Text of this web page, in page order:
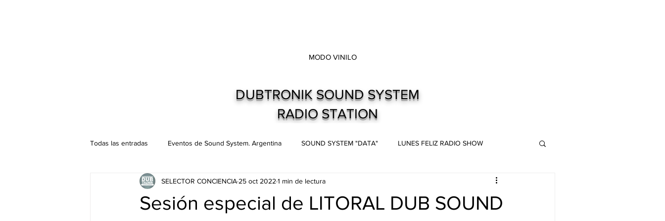
MODO VINILO
DUBTRONIK SOUND SYSTEM
RADIO STATION
Todas las entradas Eventos de Sound System. Argentina SOUND SYSTEM "DATA" LUNES FELIZ RADIO SHOW
Podcast. SOUNDMAN Mixtapes Live and direct. Shows. Recitales. "DUB MEETING LYRICS"
Sesión especial de LITORAL DUB SOUND
SELECTOR CONCIENCIA 25 oct 2022 1 min de lectura